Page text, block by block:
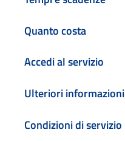
Quanto costa
Accedi al servizio
Ulteriori informazioni
Condizioni di servizio